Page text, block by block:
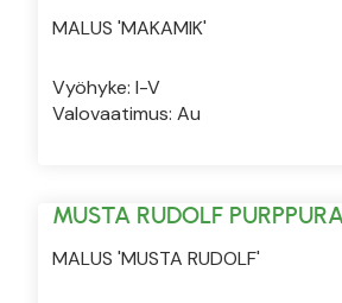
MALUS 'MAKAMIK'
Vyöhyke: I-V
Valovaatimus: Au
MUSTA RUDOLF
MALUS 'MUSTA RUDOLF'